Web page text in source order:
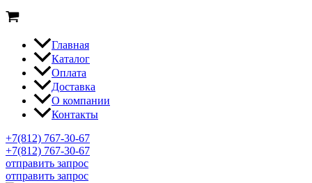
Главная
Каталог
Оплата
Доставка
О компании
Контакты
+7(812) 767-30-67
+7(812) 767-30-67
отправить запрос
отправить запрос